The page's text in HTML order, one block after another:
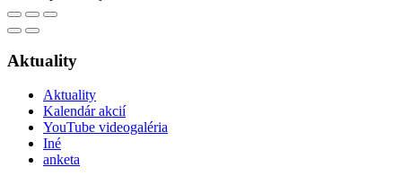
Aktuality
Aktuality
Kalendár akcií
YouTube videogaléria
Iné
anketa